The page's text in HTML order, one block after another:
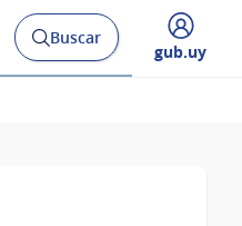
Abrir
buscador
Buscar
Desplegar
gub.uy